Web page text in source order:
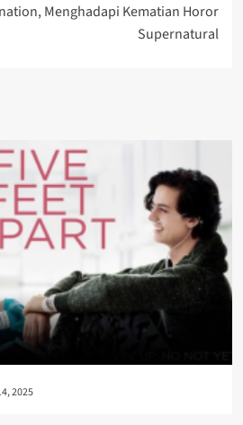
Menghadapi Kematian Horor
Supernatural
2025